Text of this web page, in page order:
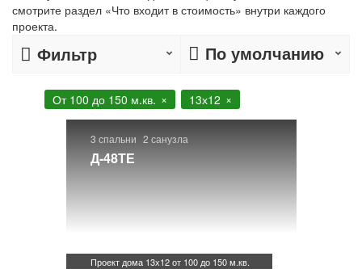
смотрите раздел «Что входит в стоимость» внутри каждого
проекта.
Фильтр По умолчанию
От 100 до 150 м.кв. 13х12
3 спальни 2 санузла
Д-48ТЕ
Проект дома 13х12 от 100 до 150 м.кв.